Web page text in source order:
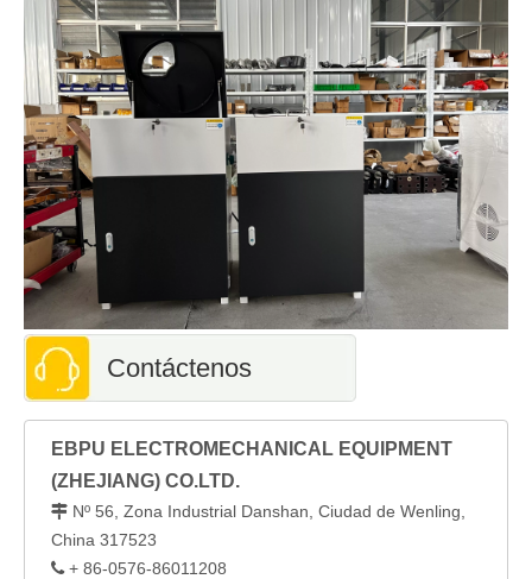
Contáctenos
EBPU ELECTROMECHANICAL EQUIPMENT
(ZHEJIANG) CO.LTD.
 Nº 56, Zona Industrial Danshan, Ciudad de Wenling,
China 317523
 + 86-0576-86011208